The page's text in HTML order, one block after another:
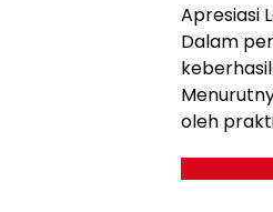
Apresiasi
Dalam
oleh